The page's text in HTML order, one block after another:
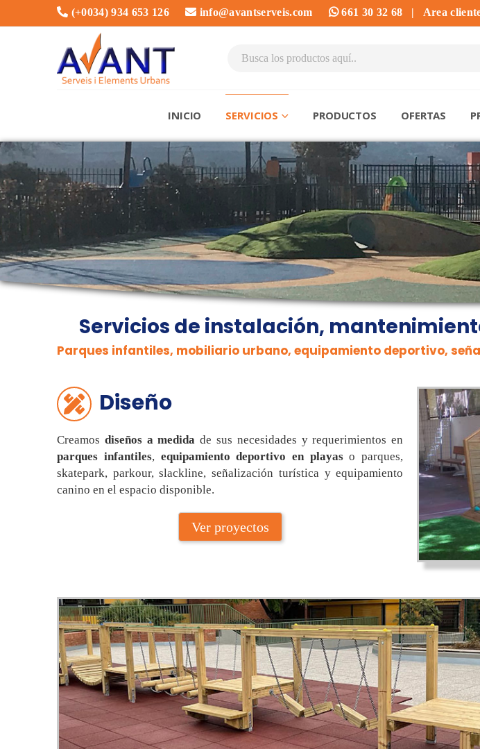
(+0034) 934 653 126 info@avantserveis.com 661 30 32 68 | Area
INICIO SERVICIOS PRODUCTOS OFERTAS
Servicios de instalación,
Parques infantiles, mobiliario urbano, equipamiento deportivo,
Diseño
Creamos diseños a medida de sus necesidades y requerimientos en
parques infantiles, equipamiento deportivo en playaso parques,
skatepark, parkour, slackline, señalización turística y equipamiento
canino en el espacio disponible.
Ver proyectos